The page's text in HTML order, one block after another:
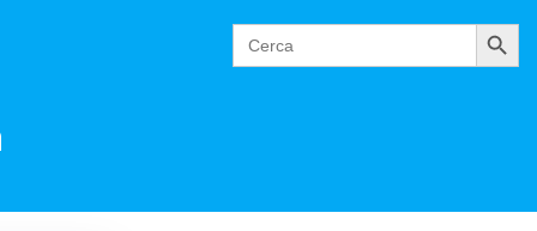
Search
for:
Cerca